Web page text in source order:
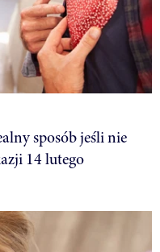
sposób jeśli nie
14 lutego